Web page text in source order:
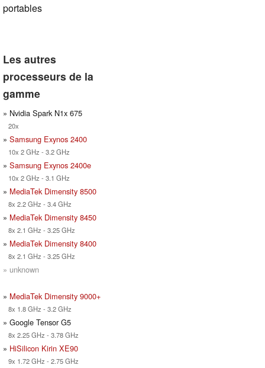
portables
Les autres
processeurs de la
gamme
» Nvidia Spark N1x 675
20x
» Samsung Exynos 2400
10x 2 GHz - 3.2 GHz
» Samsung Exynos 2400e
10x 2 GHz - 3.1 GHz
» MediaTek Dimensity 8500
8x 2.2 GHz - 3.4 GHz
» MediaTek Dimensity 8450
8x 2.1 GHz - 3.25 GHz
» MediaTek Dimensity 8400
8x 2.1 GHz - 3.25 GHz
» unknown
» MediaTek Dimensity 9000+
8x 1.8 GHz - 3.2 GHz
» Google Tensor G5
8x 2.25 GHz - 3.78 GHz
» HiSilicon Kirin XE90
9x 1.72 GHz - 2.75 GHz